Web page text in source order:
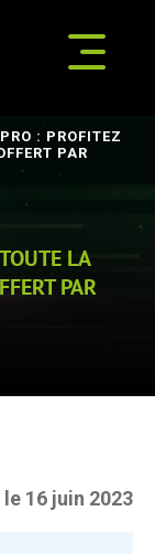
: PROFITEZ
PAR
LA
PAR
le 16 juin 2023